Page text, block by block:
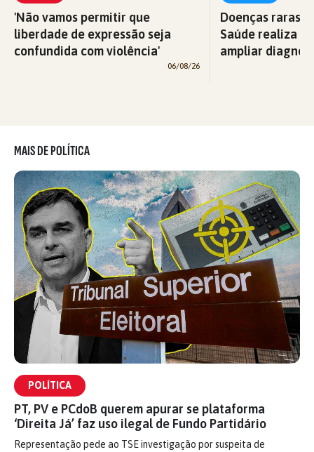
'Não vamos permitir que
liberdade de expressão seja
confundida com violência'
06/08/26
Doenças raras:
Saúde realiza
ampliar
MAIS DE POLÍTICA
POLÍTICA
PT, PV e PCdoB querem apurar se plataforma
‘Direita Já’ faz uso ilegal de Fundo Partidário
Representação pede ao TSE investigação por suspeita de